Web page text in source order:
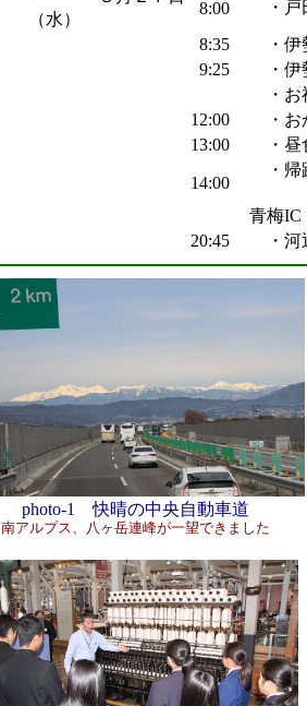
（水）
8:00
・戸
8:35
・伊
9:25
・伊
・お
12:00
・お
13:00
・昼
14:00
・帰
青梅IC
20:45
・河
photo-1 快晴の中央自動車道
南アルプス、八ヶ岳連峰が一望できました